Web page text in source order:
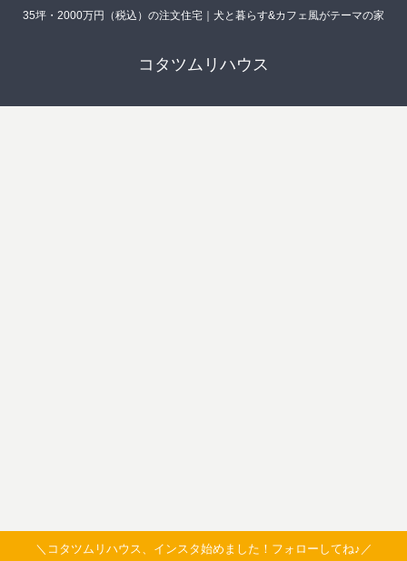
35坪・2000万円（税込）の注文住宅｜犬と暮らす&カフェ風がテーマの家
コタツムリハウス
＼コタツムリハウス、インスタ始めました！フォローしてね♪／